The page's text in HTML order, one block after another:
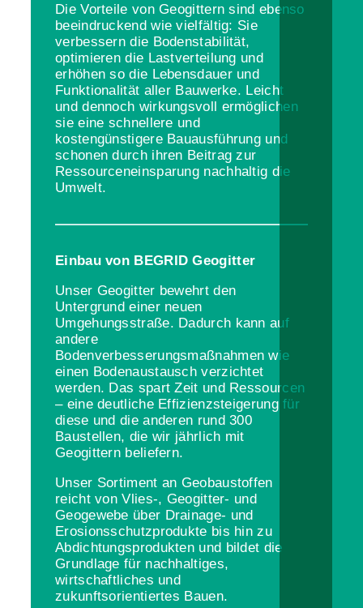
Die Vorteile von Geogittern sind ebenso
beeindruckend wie vielfältig: Sie
verbessern die Bodenstabilität,
optimieren die Lastverteilung und
erhöhen so die Lebensdauer und
Funktionalität aller Bauwerke. Leicht
und dennoch wirkungsvoll ermöglichen
sie eine schnellere und
kostengünstigere Bauausführung und
schonen durch ihren Beitrag zur
Ressourceneinsparung nachhaltig die
Umwelt.
Einbau von BEGRID Geogitter
Unser Geogitter bewehrt den
Untergrund einer neuen
Umgehungsstraße. Dadurch kann auf
andere
Bodenverbesserungsmaßnahmen wie
einen Bodenaustausch verzichtet
werden. Das spart Zeit und Ressourcen
– eine deutliche Effizienzsteigerung für
diese und die anderen rund 300
Baustellen, die wir jährlich mit
Geogittern beliefern.
Unser Sortiment an Geobaustoffen
reicht von Vlies-, Geogitter- und
Geogewebe über Drainage- und
Erosionsschutzprodukte bis hin zu
Abdichtungsprodukten und bildet die
Grundlage für nachhaltiges,
wirtschaftliches und
zukunftsorientiertes Bauen.